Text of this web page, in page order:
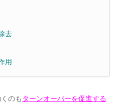
去
用
のも ターンオーバーを促進する